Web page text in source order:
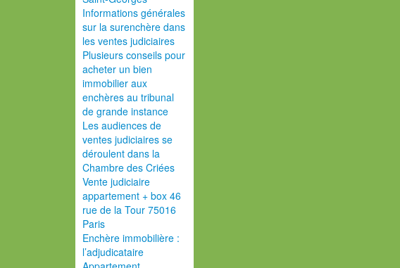
Informations générales
sur la surenchère dans
les ventes judiciaires
Plusieurs conseils pour
acheter un bien
immobilier aux
enchères au tribunal
de grande instance
Les audiences de
ventes judiciaires se
déroulent dans la
Chambre des Criées
Vente judiciaire
appartement + box 46
rue de la Tour 75016
Paris
Enchère immobilière :
l’adjudicataire